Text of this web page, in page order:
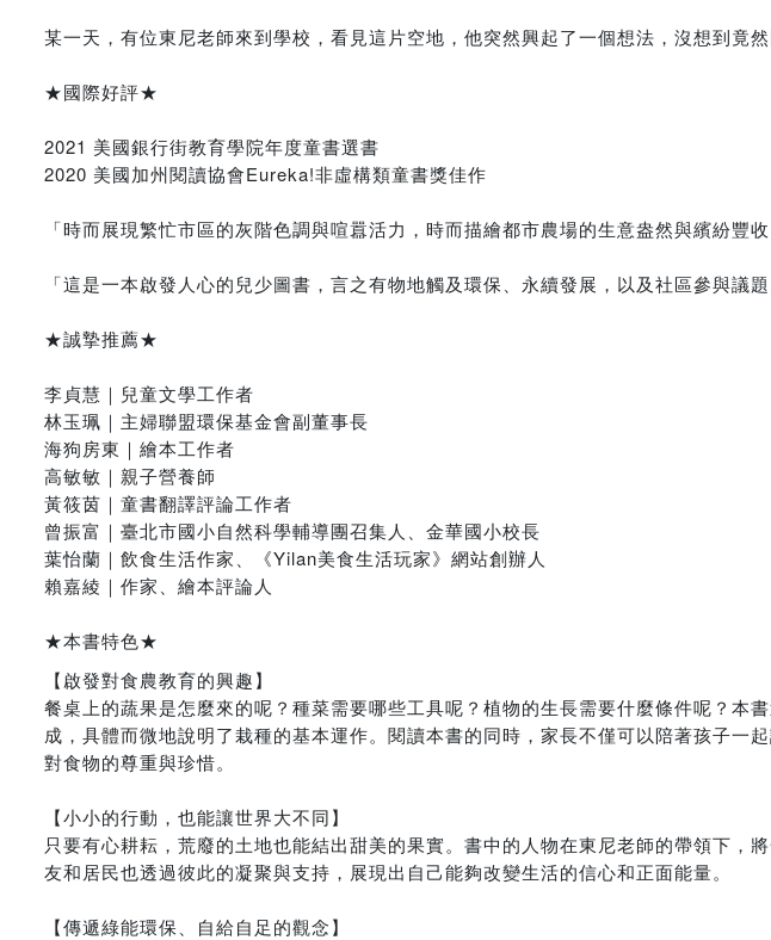
某一天，有位東尼老師來到學校，看見這片空地，他突然興起了一個想法，沒想到竟
★國際好評★
2021 美國銀行街教育學院年度童書選書
2020 美國加州閱讀協會Eureka!非虛構類童書獎佳作
「時而展現繁忙市區的灰階色調與喧囂活力，時而描繪都市農場的生意盎然與繽紛豐
「這是一本啟發人心的兒少圖書，言之有物地觸及環保、永續發展，以及社區參與議
★誠摯推薦★
李貞慧｜兒童文學工作者
林玉珮｜主婦聯盟環保基金會副董事長
海狗房東｜繪本工作者
高敏敏｜親子營養師
黃筱茵｜童書翻譯評論工作者
曾振富｜臺北市國小自然科學輔導團召集人、金華國小校長
葉怡蘭｜飲食生活作家、《Yilan美食生活玩家》網站創辦人
賴嘉綾｜作家、繪本評論人
★本書特色★
【啟發對食農教育的興趣】
餐桌上的蔬果是怎麼來的呢？種菜需要哪些工具呢？植物的生長需要什麼條件呢？本
成，具體而微地說明了栽種的基本運作。閱讀本書的同時，家長不僅可以陪著孩子一
對食物的尊重與珍惜。
【小小的行動，也能讓世界大不同】
只要有心耕耘，荒廢的土地也能結出甜美的果實。書中的人物在東尼老師的帶領下，
友和居民也透過彼此的凝聚與支持，展現出自己能夠改變生活的信心和正面能量。
【傳遞綠能環保、自給自足的觀念】